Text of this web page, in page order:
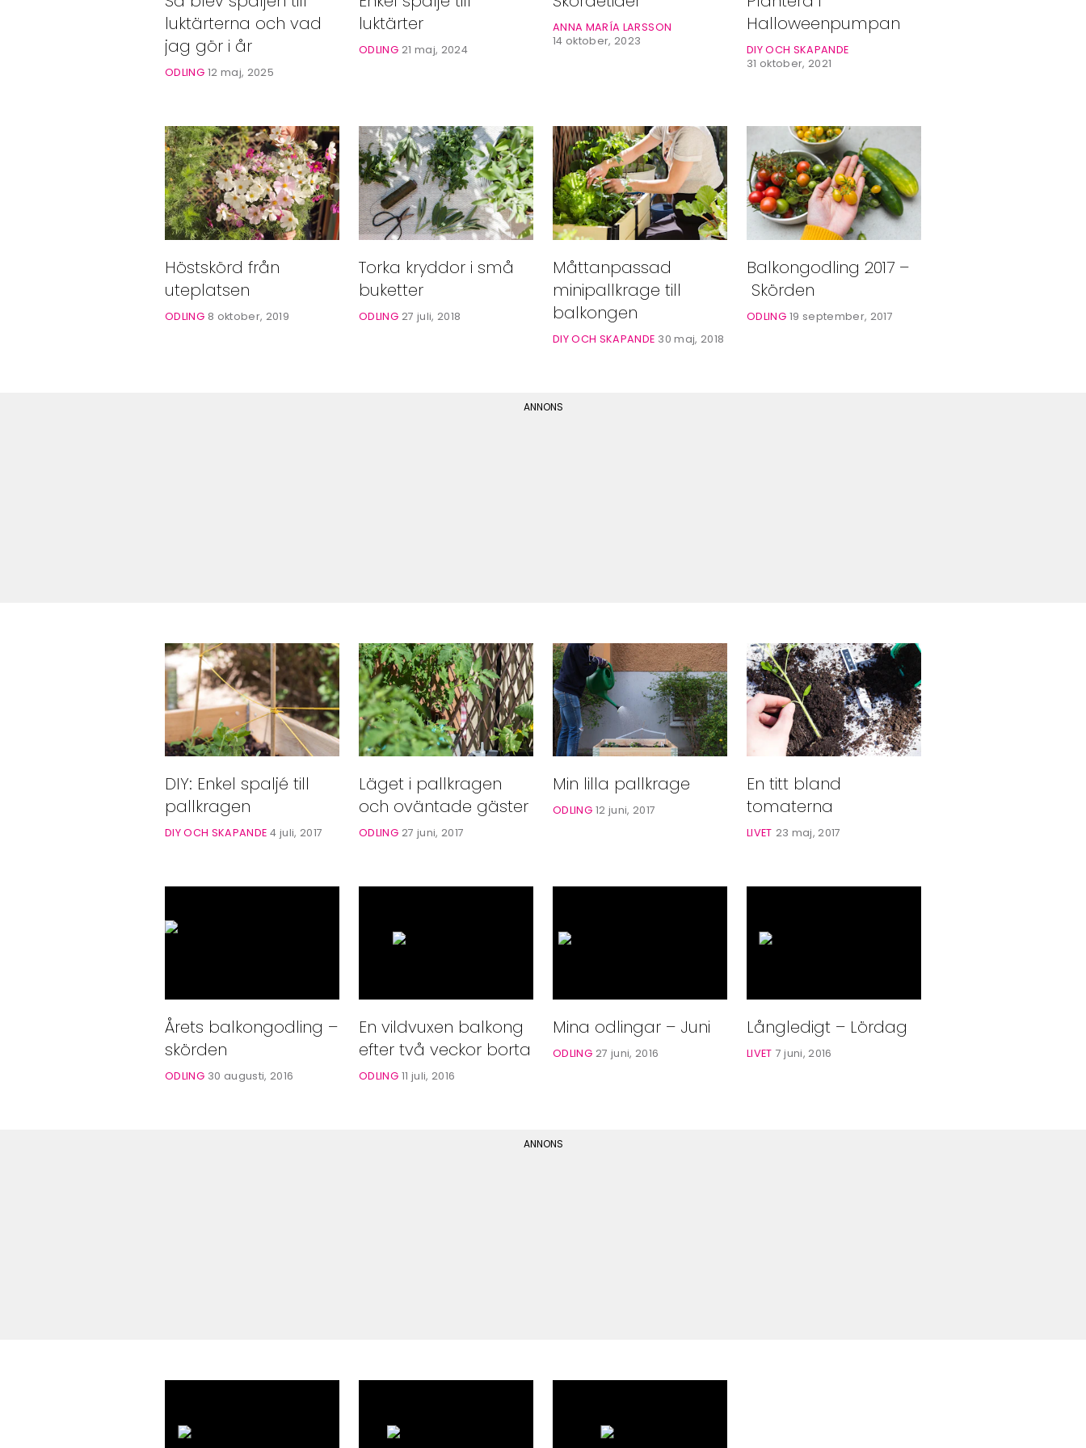
Shop
Alla Ämnen
Våra Skribenter
luktärterna och vad
jag gör i år
ODLING 12 maj, 2025
luktärter
ODLING 21 maj, 2024
ANNA MARÍA LARSSON
14 oktober, 2023
Halloweenpumpan
DIY OCH SKAPANDE
31 oktober, 2021
Höstskörd från
uteplatsen
ODLING 8 oktober, 2019
Torka kryddor i små
buketter
ODLING 27 juli, 2018
Måttanpassad
minipallkrage till
balkongen
DIY OCH SKAPANDE 30 maj, 2018
Balkongodling 2017 –
Skörden
ODLING 19 september, 2017
DIY: Enkel spaljé till
pallkragen
DIY OCH SKAPANDE 4 juli, 2017
Läget i pallkragen
och oväntade gäster
ODLING 27 juni, 2017
Min lilla pallkrage
ODLING 12 juni, 2017
En titt bland
tomaterna
LIVET 23 maj, 2017
Årets balkongodling –
skörden
ODLING 30 augusti, 2016
En vildvuxen balkong
efter två veckor borta
ODLING 11 juli, 2016
Mina odlingar – Juni
ODLING 27 juni, 2016
Långledigt – Lördag
LIVET 7 juni, 2016